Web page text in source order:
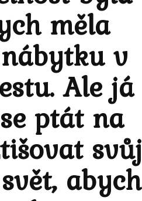
měla
v
Ale já
ptát na
svůj
abych